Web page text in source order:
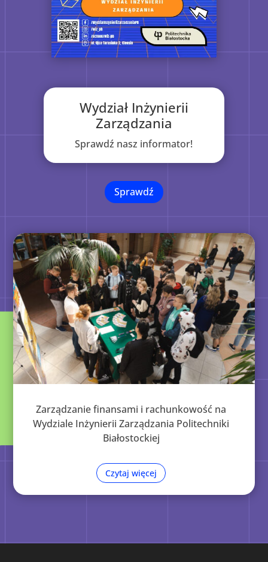
Wydział Inżynierii
Zarządzania
Sprawdź nasz informator!
Sprawdź
Zarządzanie finansami i rachunkowość na
Wydziale Inżynierii Zarządzania Politechniki
Białostockiej
Czytaj więcej